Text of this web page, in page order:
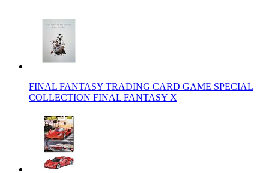
FINAL FANTASY TRADING CARD GAME SPECIAL
COLLECTION FINAL FANTASY X